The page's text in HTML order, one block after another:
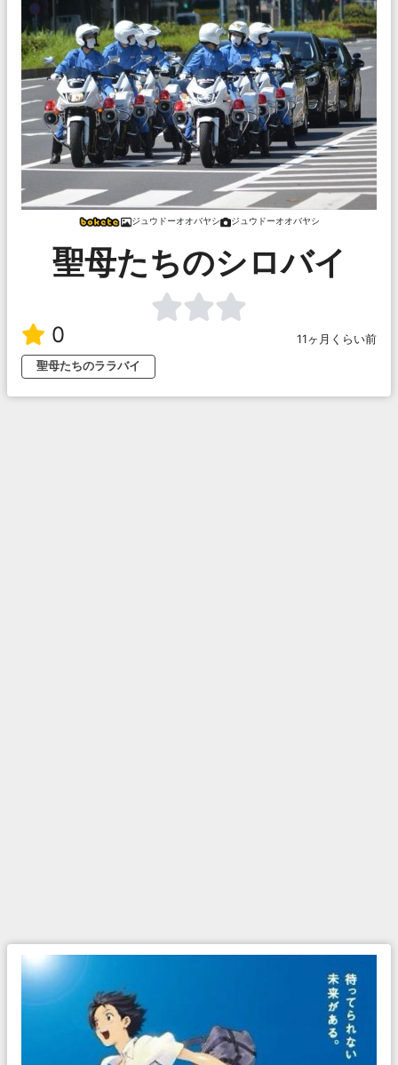
ジュウドーオオバヤシ ジュウドーオオバヤシ
聖母たちのシロバイ
0
11ヶ月くらい前
聖母たちのララバイ